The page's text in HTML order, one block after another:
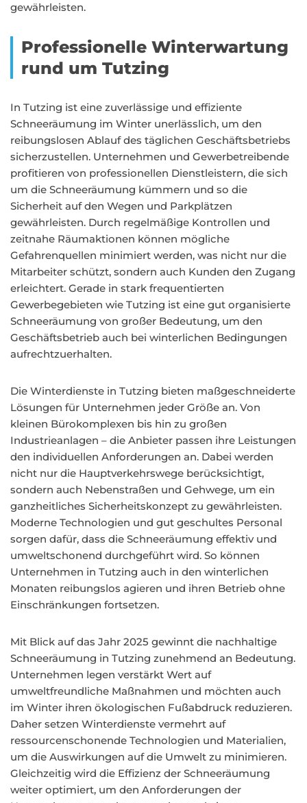
gewährleisten.
Professionelle Winterwartung
rund um Tutzing
In Tutzing ist eine zuverlässige und effiziente
Schneeräumung im Winter unerlässlich, um den
reibungslosen Ablauf des täglichen Geschäftsbetriebs
sicherzustellen. Unternehmen und Gewerbetreibende
profitieren von professionellen Dienstleistern, die sich
um die Schneeräumung kümmern und so die
Sicherheit auf den Wegen und Parkplätzen
gewährleisten. Durch regelmäßige Kontrollen und
zeitnahe Räumaktionen können mögliche
Gefahrenquellen minimiert werden, was nicht nur die
Mitarbeiter schützt, sondern auch Kunden den Zugang
erleichtert. Gerade in stark frequentierten
Gewerbegebieten wie Tutzing ist eine gut organisierte
Schneeräumung von großer Bedeutung, um den
Geschäftsbetrieb auch bei winterlichen Bedingungen
aufrechtzuerhalten.
Die Winterdienste in Tutzing bieten maßgeschneiderte
Lösungen für Unternehmen jeder Größe an. Von
kleinen Bürokomplexen bis hin zu großen
Industrieanlagen – die Anbieter passen ihre Leistungen
den individuellen Anforderungen an. Dabei werden
nicht nur die Hauptverkehrswege berücksichtigt,
sondern auch Nebenstraßen und Gehwege, um ein
ganzheitliches Sicherheitskonzept zu gewährleisten.
Moderne Technologien und gut geschultes Personal
sorgen dafür, dass die Schneeräumung effektiv und
umweltschonend durchgeführt wird. So können
Unternehmen in Tutzing auch in den winterlichen
Monaten reibungslos agieren und ihren Betrieb ohne
Einschränkungen fortsetzen.
Mit Blick auf das Jahr 2025 gewinnt die nachhaltige
Schneeräumung in Tutzing zunehmend an Bedeutung.
Unternehmen legen verstärkt Wert auf
umweltfreundliche Maßnahmen und möchten auch
im Winter ihren ökologischen Fußabdruck reduzieren.
Daher setzen Winterdienste vermehrt auf
ressourcenschonende Technologien und Materialien,
um die Auswirkungen auf die Umwelt zu minimieren.
Gleichzeitig wird die Effizienz der Schneeräumung
weiter optimiert, um den Anforderungen der